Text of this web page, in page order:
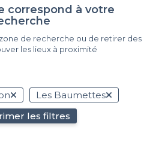
correspond à votre
de recherche ou de retirer des
les lieux à proximité
Les Baumettes
les filtres